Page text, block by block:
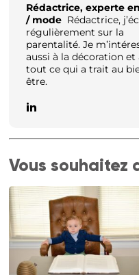
Rédactrice, experte
/ mode Rédactrice,
régulièrement sur la
parentalité. Je
aussi à la décoration et
tout ce qui a trait au
être.
Vous souhaitez